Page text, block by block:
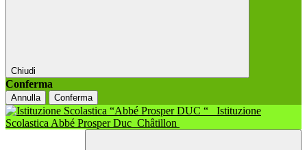
Chiudi
Conferma
Annulla Conferma
Istituzione
Scolastica Abbé Prosper Duc Châtillon